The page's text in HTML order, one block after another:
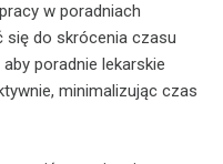
w poradniach
się do skrócenia czasu
poradnie lekarskie
minimalizując czas